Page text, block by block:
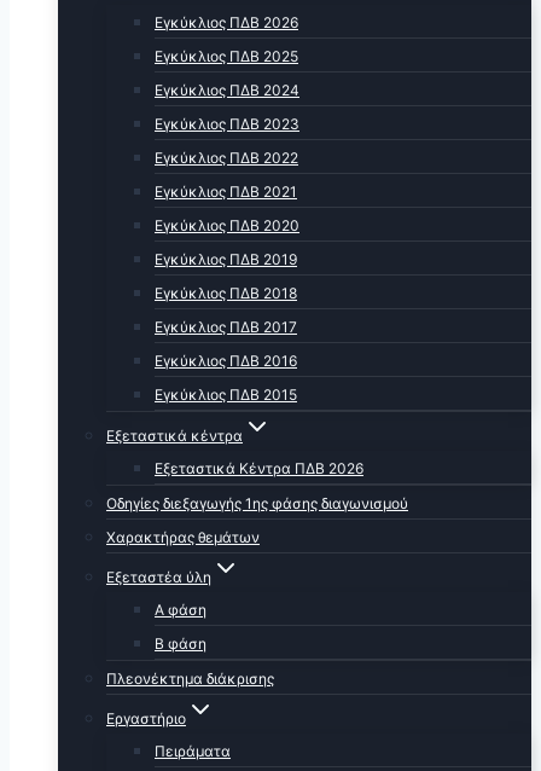
Εγκύκλιος ΠΔΒ 2026
Εγκύκλιος ΠΔΒ 2025
Εγκύκλιος ΠΔΒ 2024
Εγκύκλιος ΠΔΒ 2023
Εγκύκλιος ΠΔΒ 2022
Εγκύκλιος ΠΔΒ 2021
Εγκύκλιος ΠΔΒ 2020
Εγκύκλιος ΠΔΒ 2019
Εγκύκλιος ΠΔΒ 2018
Εγκύκλιος ΠΔΒ 2017
Εγκύκλιος ΠΔΒ 2016
Εγκύκλιος ΠΔΒ 2015
Εξεταστικά κέντρα
Εξεταστικά Κέντρα ΠΔΒ 2026
Οδηγίες διεξαγωγής 1ης φάσης διαγωνισμού
Χαρακτήρας θεμάτων
Εξεταστέα ύλη
Α φάση
Β φάση
Πλεονέκτημα διάκρισης
Εργαστήριο
Πειράματα